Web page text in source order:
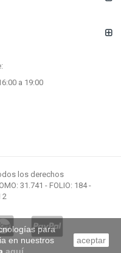
a 19:00
los derechos
31.741 - FOLIO: 184 -
2
para
en nuestros
aceptar